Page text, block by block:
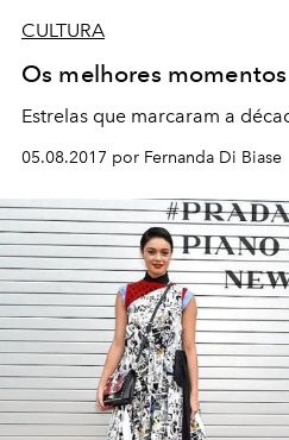
CULTURA
Os melhores
Estrelas que marcaram a
05.08.2017 por Fernanda Di Biase